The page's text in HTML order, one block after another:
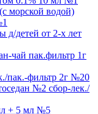
морской водой)
д/детей от 2-х лет
чай пак.фильтр 1г
пак.-фильтр 2г №20
№2 сбор-лек./
+ 5 мл №5